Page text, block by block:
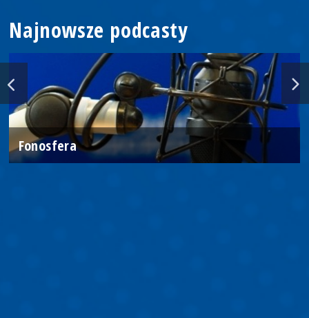
Najnowsze podcasty
Fonosfera